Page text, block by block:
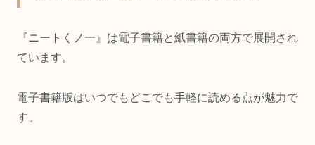
『ニートくノ一』は電子書籍と紙書籍の両方で展開され
ています。
電子書籍版はいつでもどこでも手軽に読める点が魅力で
す。